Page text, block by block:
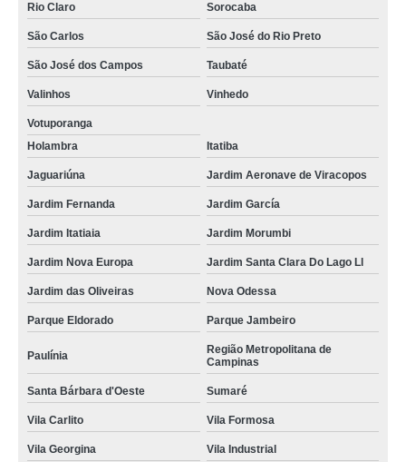
Rio Claro Sorocaba
São Carlos São José do Rio Preto
São José dos Campos Taubaté
Valinhos Vinhedo
Votuporanga
Holambra
Itatiba
Jaguariúna Jardim Aeronave de Viracopos
Jardim Fernanda Jardim García
Jardim Itatiaia Jardim Morumbi
Jardim Nova Europa Jardim Santa Clara Do Lago Ll
Jardim das Oliveiras Nova Odessa
Parque Eldorado Parque Jambeiro
Paulínia
Região Metropolitana de
Campinas
Santa Bárbara d'Oeste Sumaré
Vila Carlito Vila Formosa
Vila Georgina Vila Industrial